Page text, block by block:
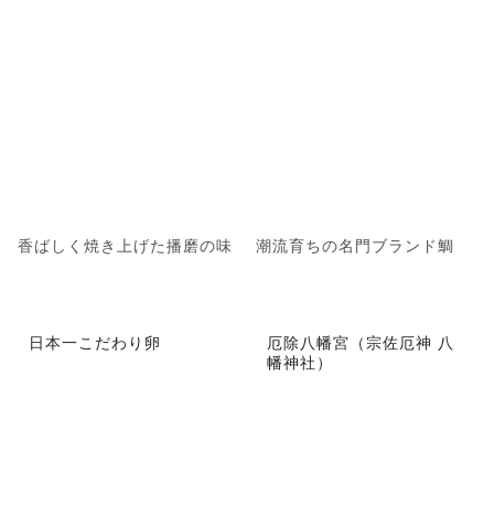
香ばしく焼き上げた播磨の味 潮流育ちの名門ブランド鯛
日本一こだわり卵
厄除八幡宮（宗佐厄神 八
幡神社）